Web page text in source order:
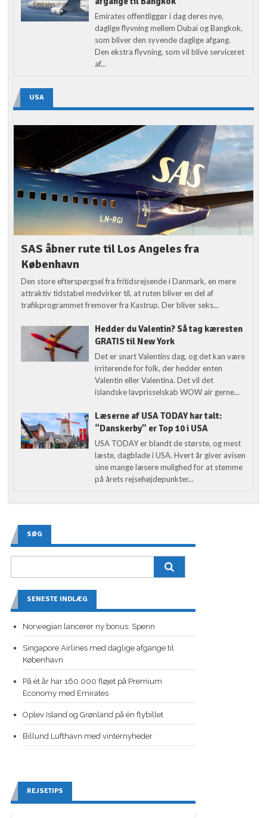
Emirates offentliggør i dag deres nye,
daglige flyvning mellem Dubai og Bangkok,
som bliver den syvende daglige afgang.
Den ekstra flyvning, som vil blive serviceret
af...
USA
SAS åbner rute til Los Angeles fra
København
Den store efterspørgsel fra fritidsrejsende i Danmark, en mere
attraktiv tidstabel medvirker til, at ruten bliver en del af
trafikprogrammet fremover fra Kastrup. Der bliver seks...
Hedder du Valentin? Så tag kæresten
GRATIS til New York
Det er snart Valentins dag, og det kan være
irriterende for folk, der hedder enten
Valentin eller Valentina. Det vil det
islandske lavprisselskab WOW air gerne...
Læserne af USA TODAY har talt:
“Danskerby” er Top 10 i USA
USA TODAY er blandt de største, og mest
læste, dagblade i USA. Hvert år giver avisen
sine mange læsere mulighed for at stemme
på årets rejsehøjdepunkter...
SØG
SENESTE INDLÆG
Norwegian lancerer ny bonus: Spenn
Singapore Airlines med daglige afgange til
København
På ét år har 160.000 fløjet på Premium
Economy med Emirates
Oplev Island og Grønland på én flybillet
Billund Lufthavn med vinternyheder
REJSETIPS